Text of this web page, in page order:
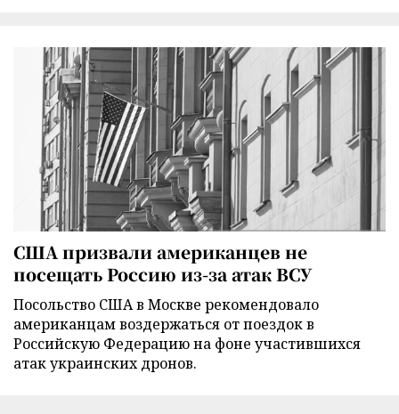
США призвали американцев не
посещать Россию из-за атак ВСУ
Посольство США в Москве рекомендовало
американцам воздержаться от поездок в
Российскую Федерацию на фоне участившихся
атак украинских дронов.